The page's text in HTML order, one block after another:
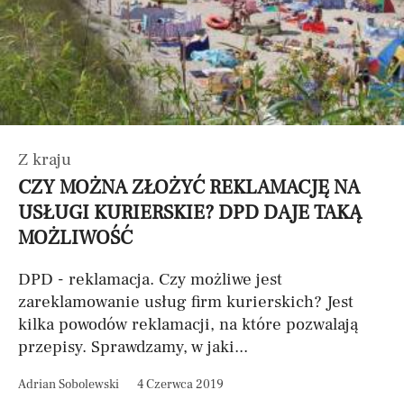
Z kraju
CZY MOŻNA ZŁOŻYĆ REKLAMACJĘ NA
USŁUGI KURIERSKIE? DPD DAJE TAKĄ
MOŻLIWOŚĆ
DPD - reklamacja. Czy możliwe jest
zareklamowanie usług firm kurierskich? Jest
kilka powodów reklamacji, na które pozwalają
przepisy. Sprawdzamy, w jaki...
Adrian Sobolewski 4 Czerwca 2019